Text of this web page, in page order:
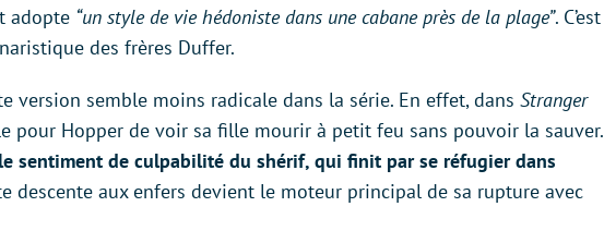
adopte “un style de vie hédoniste dans une cabane près de la plage”. C’est
des frères Duffer.
version semble moins radicale dans la série. En effet, dans Stranger
pour Hopper de voir sa fille mourir à petit feu sans pouvoir la sauver.
sentiment de culpabilité du shérif, qui finit par se réfugier dans
descente aux enfers devient le moteur principal de sa rupture avec